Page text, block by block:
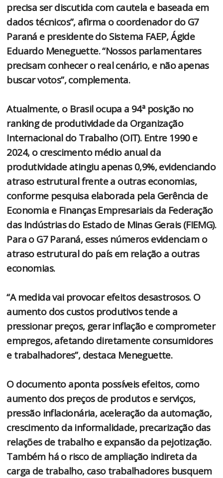
precisa ser discutida com cautela e baseada em
dados técnicos”, afirma o coordenador do G7
Paraná e presidente do Sistema FAEP, Ágide
Eduardo Meneguette. “Nossos parlamentares
precisam conhecer o real cenário, e não apenas
buscar votos”, complementa.
Atualmente, o Brasil ocupa a 94ª posição no
ranking de produtividade da Organização
Internacional do Trabalho (OIT). Entre 1990 e
2024, o crescimento médio anual da
produtividade atingiu apenas 0,9%, evidenciando
atraso estrutural frente a outras economias,
conforme pesquisa elaborada pela Gerência de
Economia e Finanças Empresariais da Federação
das Indústrias do Estado de Minas Gerais (FIEMG).
Para o G7 Paraná, esses números evidenciam o
atraso estrutural do país em relação a outras
economias.
“A medida vai provocar efeitos desastrosos. O
aumento dos custos produtivos tende a
pressionar preços, gerar inflação e comprometer
empregos, afetando diretamente consumidores
e trabalhadores”, destaca Meneguette.
O documento aponta possíveis efeitos, como
aumento dos preços de produtos e serviços,
pressão inflacionária, aceleração da automação,
crescimento da informalidade, precarização das
relações de trabalho e expansão da pejotização.
Também há o risco de ampliação indireta da
carga de trabalho, caso trabalhadores busquem